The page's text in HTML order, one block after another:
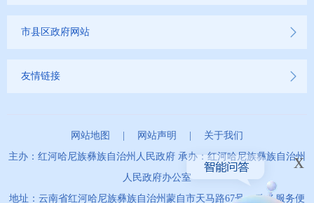
市县区政府网站
友情链接
网站地图 网站声明
关于我们
主办：红河哈尼族彝族自治州人民政府 承办：红河哈尼族彝族自治州
人民政府办公室
地址：云南省红河哈尼族彝族自治州蒙自市天马路67号 政务服务便
x